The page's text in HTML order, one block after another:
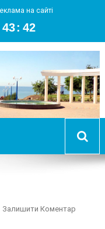
на сайті
43 : 42
Южный
Залишити КоментарOn